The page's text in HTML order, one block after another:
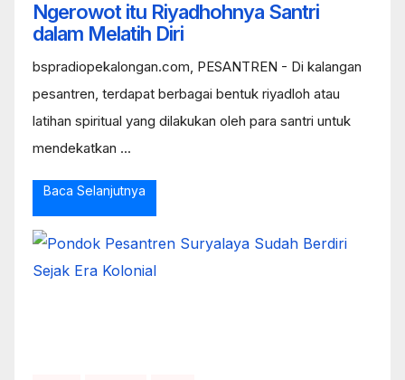
Ngerowot itu Riyadhohnya Santri
dalam Melatih Diri
bspradiopekalongan.com, PESANTREN - Di kalangan
pesantren, terdapat berbagai bentuk riyadloh atau
latihan spiritual yang dilakukan oleh para santri untuk
mendekatkan ...
Baca Selanjutnya